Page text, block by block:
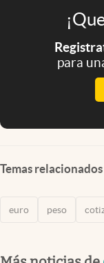
para
Temas relacionados
euro peso